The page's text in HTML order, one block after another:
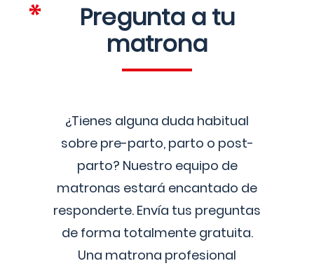
Pregunta a tu
matrona
¿Tienes alguna duda habitual
sobre pre-parto, parto o post-
parto? Nuestro equipo de
matronas estará encantado de
responderte. Envía tus preguntas
de forma totalmente gratuita.
Una matrona profesional